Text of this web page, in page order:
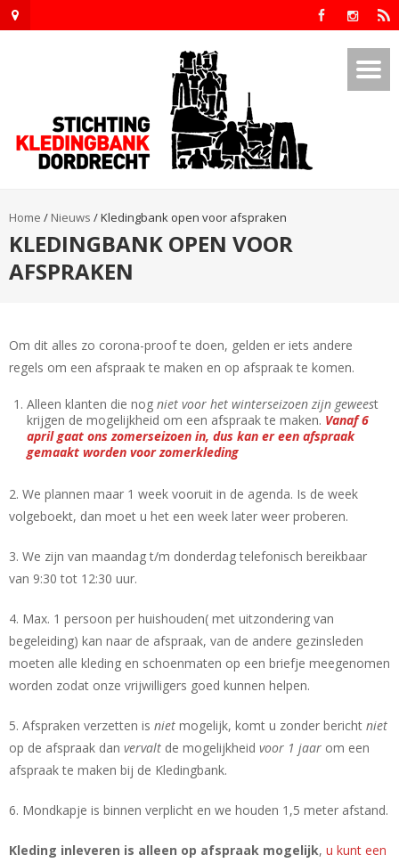
Home / Nieuws /Kledingbank open voor afspraken
KLEDINGBANK OPEN VOOR
AFSPRAKEN
Om dit alles zo corona-proof te doen, gelden er iets andere
regels om een afspraak te maken en op afspraak te komen.
Alleen klanten die nog niet voor het winterseizoen zijn geweest
krijgen de mogelijkheid om een afspraak te maken. Vanaf 6
april gaat ons zomerseizoen in, dus kan er een afspraak
gemaakt worden voor zomerkleding
2. We plannen maar 1 week vooruit in de agenda. Is de week
volgeboekt, dan moet u het een week later weer proberen.
3. We zijn van maandag t/m donderdag telefonisch bereikbaar
van 9:30 tot 12:30 uur.
4. Max. 1 persoon per huishouden( met uitzondering van
begeleiding) kan naar de afspraak, van de andere gezinsleden
moeten alle kleding en schoenmaten op een briefje meegenomen
worden zodat onze vrijwilligers goed kunnen helpen.
5. Afspraken verzetten is niet mogelijk, komt u zonder bericht niet
op de afspraak dan vervalt de mogelijkheid voor 1 jaar om een
afspraak te maken bij de Kledingbank.
6. Mondkapje is binnen verplicht en we houden 1,5 meter afstand.
Kleding inleveren is alleen op afspraak mogelijk, u kunt een